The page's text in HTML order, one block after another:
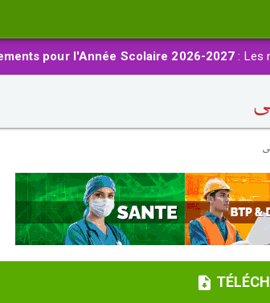
pour l'Année Scolaire 2026-2027 : Les